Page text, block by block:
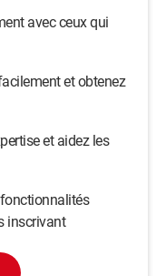
avec ceux qui
et obtenez
et aidez les
inscrivant